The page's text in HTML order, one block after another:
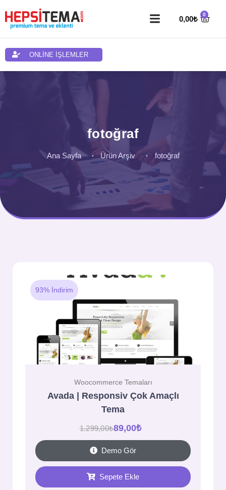
0,00₺
ONLİNE İŞLEMLER
fotoğraf
Ana Sayfa Ürün Arşiv fotoğraf
93% İndirim
Woocommerce Temaları
Avada | Responsiv Çok Amaçlı
Tema
1.299,00₺89,00₺
Demo Gör
Sepete Ekle